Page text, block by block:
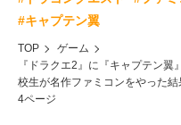
#キャプテン翼
TOP
ゲーム
『ドラクエ2』に『キャプテン
校生が名作ファミコンをやった
4ページ